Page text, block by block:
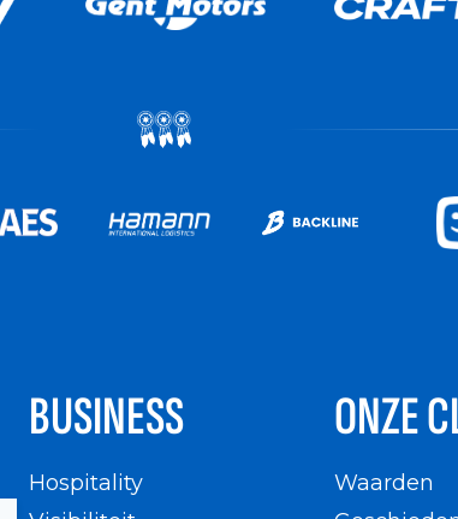
BUSINESS
Hospitality
ONZE
Waarden